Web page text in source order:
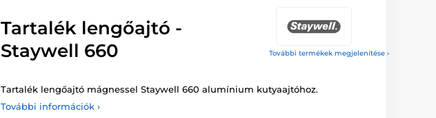
További termékek megjelenítése ›
Tartalék lengőajtó -
Staywell 660
Tartalék lengőajtó mágnessel Staywell 660 alumínium kutyaajtóhoz.
További információk ›